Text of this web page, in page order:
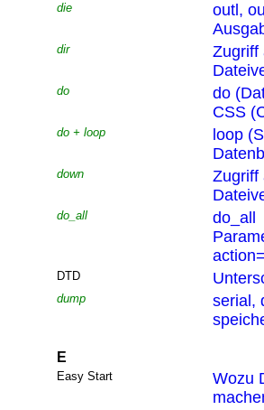
die
outl,
dir
Zugriff
do
do
CSS
do + loop
loop
down
Zugriff
do_all
do_all
DTD
dump
serial,
E
Easy Start
Wozu